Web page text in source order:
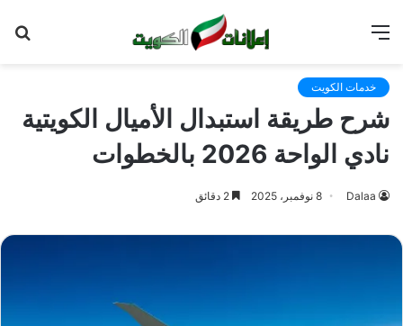
خدمات الكويت
شرح طريقة استبدال الأميال الكويتية
نادي الواحة 2026 بالخطوات
Dalaa 8 نوفمبر، 2025